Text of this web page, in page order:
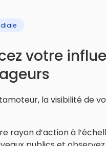
votre
la visibilité de
rayon d’action à